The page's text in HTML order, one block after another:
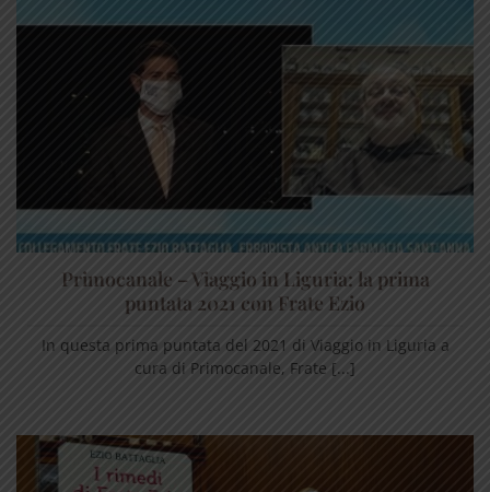
Primocanale – Viaggio in Liguria: la prima
puntata 2021 con Frate Ezio
In questa prima puntata del 2021 di Viaggio in Liguria a
cura di Primocanale, Frate [...]